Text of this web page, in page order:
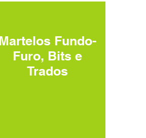
Fundo-
Furo, Bits e
Trados